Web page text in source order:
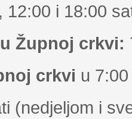
12:00 i 18:00
Župnoj crkvi:
crkvi u
(nedjeljom i